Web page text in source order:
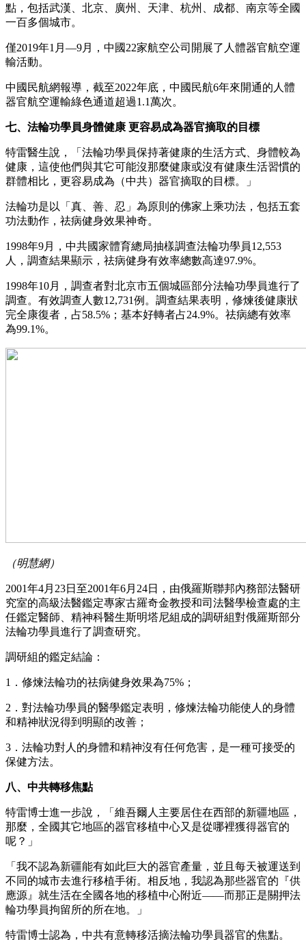
點，包括武漢、北京、廣州、天津、杭州、成都、南京等全國
一百多個城市。
僅2019年1月—9月，中國22家航空公司開展了人體器官航空運
輸活動。
中國民航網報導，截至2022年底，中國民航6年來開通的人體
器官航空運輸綠色通道超過1.1萬次。
七、法輪功學員身體健康 更容易成為器官摘取的目標
特雷醫生說，「法輪功學員保持著健康的生活方式、身體較為
健康，這使他們與其它可能沒那麼健康或沒有健康生活習慣的
群體相比，更容易成為（中共）器官摘取的目標。」
法輪功是以「真、善、忍」為原則的佛家上乘功法，包括五套
功法動作，祛病健身效果神奇。
1998年9月，中共國家體育總局抽樣調查法輪功學員12,553
人，調查結果顯示，祛病健身有效率總數高達97.9%。
1998年10月，調查者對北京市五個城區部分法輪功學員進行了
調查。有效調查人數12,731例。調查結果表明，修煉後健康狀
完全康復者，占58.5%；基本好轉者占24.9%。祛病總有效率
為99.1%。
（明慧網）
2001年4月23日至2001年6月24日，由俄羅斯聯邦內務部法醫研
究室的高級法醫鑑定專家古羅奇金教授和司法醫學檢查處的主
任鑑定醫師、精神科醫生斯明塔尼組成的調研組對俄羅斯部分
法輪功學員進行了調查研究。
調研組的鑑定結論：
1．修煉法輪功的祛病健身效果為75%；
2．對法輪功學員的醫學鑑定表明，修煉法輪功能使人的身體
和精神狀況得到明顯的改善；
3．法輪功對人的身體和精神沒有任何危害，是一種可接受的
保健方法。
八、中共轉移焦點
特雷博士進一步說，「維吾爾人主要居住在西部的新疆地區，
那麼，全國其它地區的器官移植中心又是從哪裡獲得器官的
呢？」
「我不認為新疆能有如此巨大的器官產量，並且每天被運送到
不同的城市去進行移植手術。相反地，我認為那些器官的『供
應源』就生活在全國各地的移植中心附近——而那正是關押法
輪功學員拘留所的所在地。」
特雷博士認為，中共有意轉移活摘法輪功學員器官的焦點。